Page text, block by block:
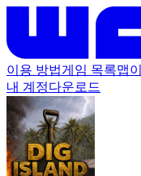
이용 방법게임 목록맵
내 계정다운로드